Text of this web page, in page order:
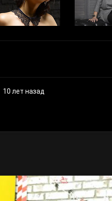
10 лет назад